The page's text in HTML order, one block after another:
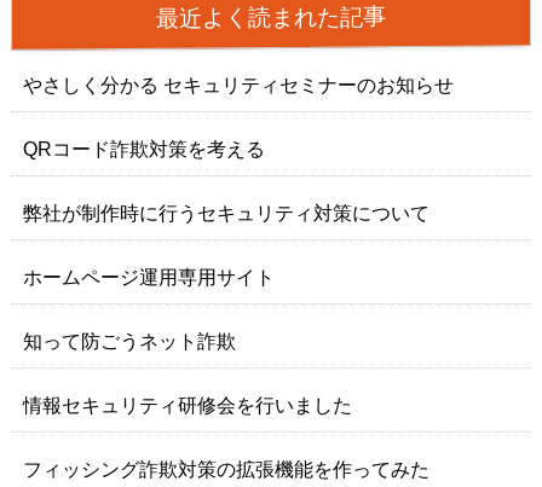
最近よく読まれた記事
やさしく分かる セキュリティセミナーのお知らせ
QRコード詐欺対策を考える
弊社が制作時に行うセキュリティ対策について
ホームページ運用専用サイト
知って防ごうネット詐欺
情報セキュリティ研修会を行いました
フィッシング詐欺対策の拡張機能を作ってみた